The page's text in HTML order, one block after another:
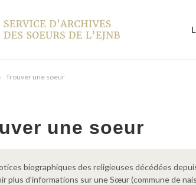
Trouver une soeur
une soeur
biographiques des religieuses décédées
plus d’informations sur une Sœur (commune de